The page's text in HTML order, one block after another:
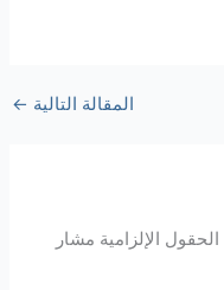
المقالة التالية ←
الحقول الإلزامية مشار